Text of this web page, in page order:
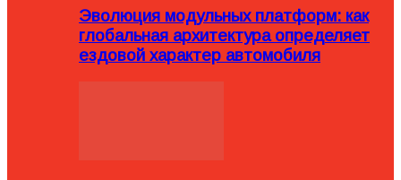
Эволюция модульных платформ: как
глобальная архитектура определяет
ездовой характер автомобиля